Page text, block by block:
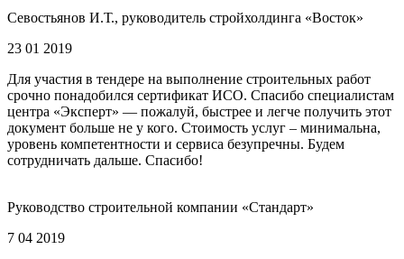
Севостьянов И.Т., руководитель стройхолдинга «Восток»
23 01 2019
Для участия в тендере на выполнение строительных работ
срочно понадобился сертификат ИСО. Спасибо специалистам
центра «Эксперт» — пожалуй, быстрее и легче получить этот
документ больше не у кого. Стоимость услуг – минимальна,
уровень компетентности и сервиса безупречны. Будем
сотрудничать дальше. Спасибо!
Руководство строительной компании «Стандарт»
7 04 2019